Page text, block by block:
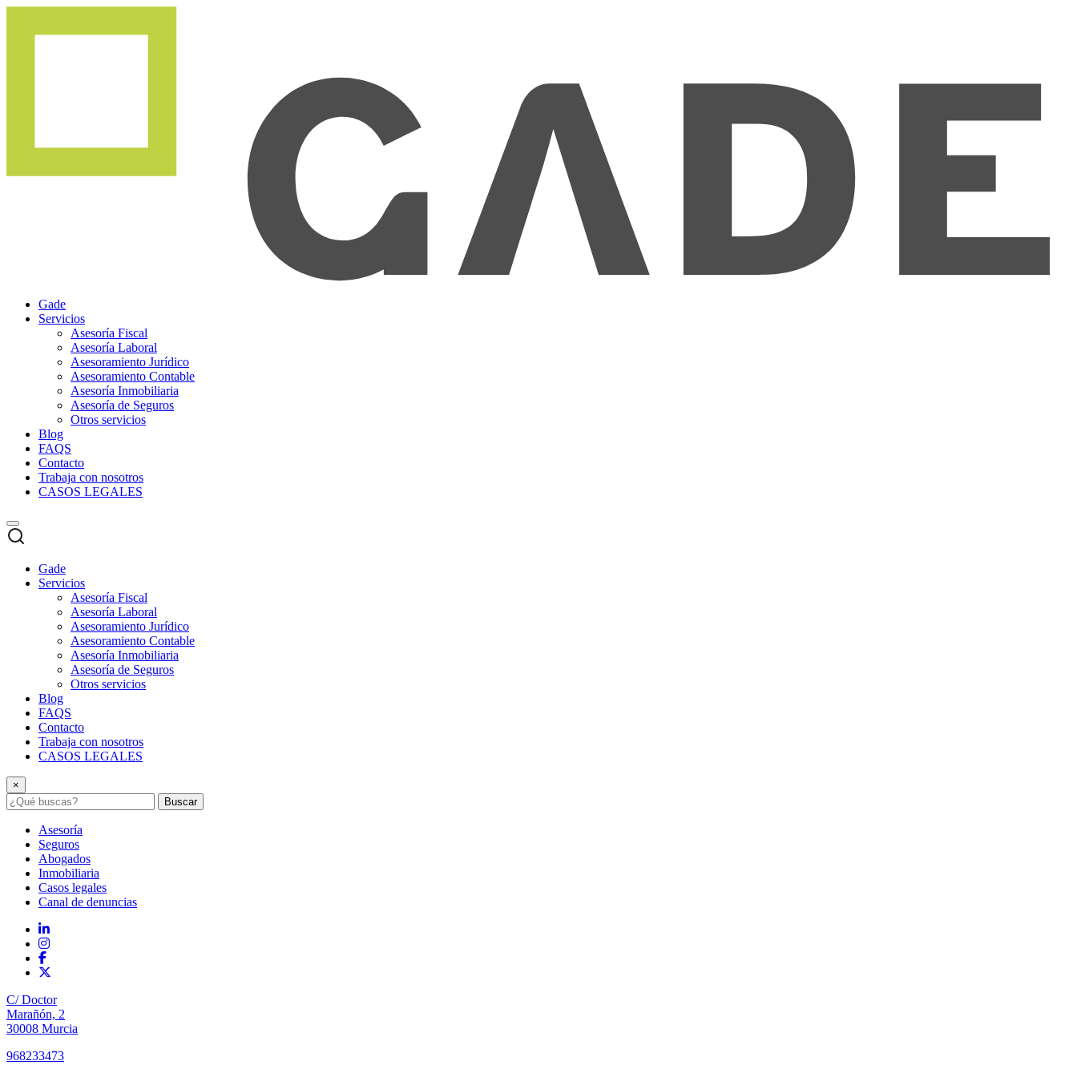
Gade
Servicios
Asesoría Fiscal
Asesoría Laboral
Asesoramiento Jurídico
Asesoramiento Contable
Asesoría Inmobiliaria
Asesoría de Seguros
Otros servicios
Blog
FAQS
Contacto
Trabaja con nosotros
CASOS LEGALES
Gade
Servicios
Asesoría Fiscal
Asesoría Laboral
Asesoramiento Jurídico
Asesoramiento Contable
Asesoría Inmobiliaria
Asesoría de Seguros
Otros servicios
Blog
FAQS
Contacto
Trabaja con nosotros
CASOS LEGALES
×
Buscar
Asesoría
Seguros
Abogados
Inmobiliaria
Casos legales
Canal de denuncias
C/ Doctor
Marañón, 2
30008 Murcia
968233473